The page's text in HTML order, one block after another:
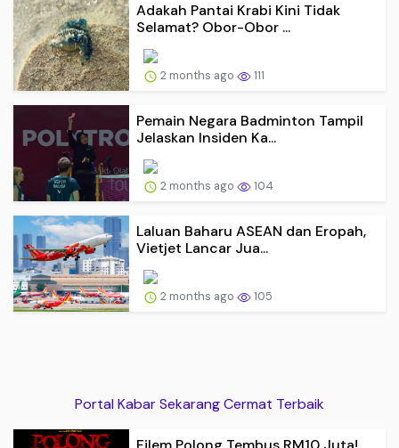
Adakah Pantai Krabi Kini Tidak
Selamat? Obor-Obor ...
2 months ago 111
Pemain Negara Badminton Tampil
Jelaskan Insiden Ka...
2 months ago 104
Laluan Baharu ASEAN dan Eropah,
Vietjet Lancar Jua...
2 months ago 105
Portal Kabar Sekarang Cermat Terbaik